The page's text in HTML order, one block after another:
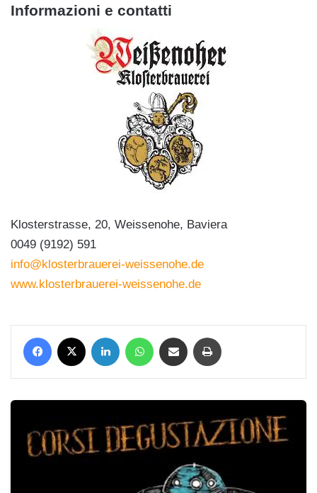
Informazioni e contatti
Klosterstrasse, 20, Weissenohe, Baviera
0049 (9192) 591
info@klosterbrauerei-weissenohe.de
www.klosterbrauerei-weissenohe.de
Facebook LinkedIn WhatsApp Condividi via mail